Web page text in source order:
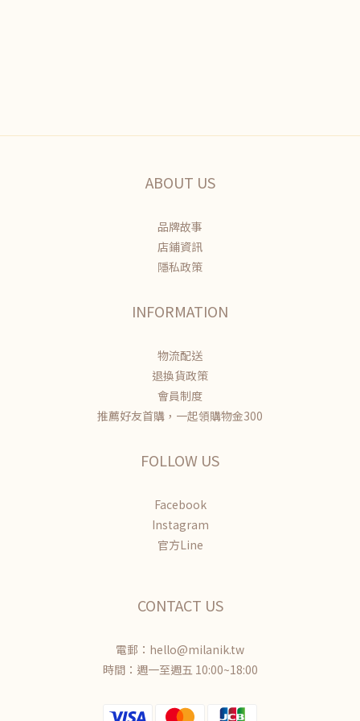
ABOUT US
品牌故事
店鋪資訊
隱私政策
INFORMATION
物流配送
退換貨政策
會員制度
推薦好友首購，一起領購物金300
FOLLOW US
Facebook
Instagram
官方Line
CONTACT US
電郵：hello@milanik.tw
時間：週一至週五 10:00~18:00